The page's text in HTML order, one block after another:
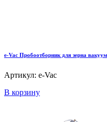
e-Vac Пробоотборник для зерна
Артикул: e-Vac
В корзину